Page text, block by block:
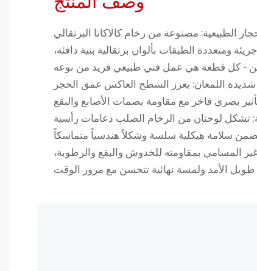
الطبيعية: مصنوعة من رخام كالاكاتا البرتقالي
بعروق جريئة ومتعددة الطبقات بألوان برتقالية بنية دافئة،
شديدة اللمعان: يعزز السطح العاكس عمق الحجر
تشكل لوحتان من الرخام الصلب دعامات رأسية
غير المسامي بمقاومته للخدوش والبقع والرطوبة،